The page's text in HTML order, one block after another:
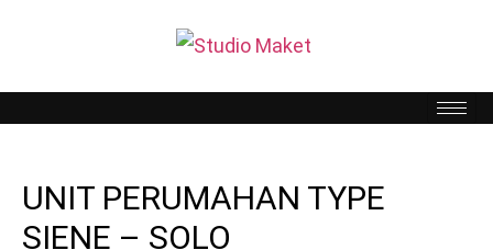
UNIT PERUMAHAN TYPE
SIENE – SOLO